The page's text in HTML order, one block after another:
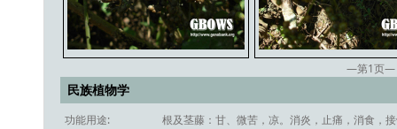
—第1页—
民族植物学
功能用途:
根及茎藤：甘、微苦，凉。消炎，止痛，消食，